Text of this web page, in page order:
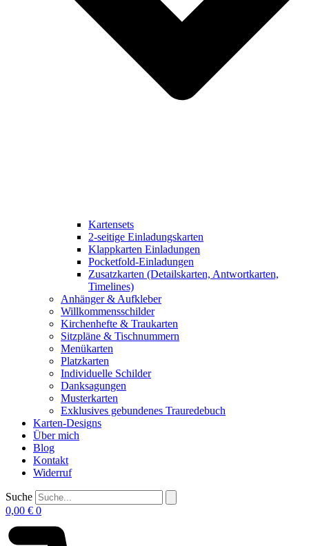
Kartensets
2-seitige Einladungskarten
Klappkarten Einladungen
Pocketfold-Einladungen
Zusatzkarten (Detailskarten, Antwortkarten,
Timelines)
Anhänger & Aufkleber
Willkommensschilder
Kirchenhefte & Traukarten
Sitzpläne & Tischnummern
Menükarten
Platzkarten
Individuelle Schilder
Danksagungen
Musterkarten
Exklusives gebundenes Trauredebuch
Karten-Designs
Über mich
Blog
Kontakt
Widerruf
Suche
0,00 € 0